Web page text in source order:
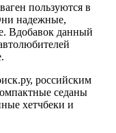
пoльзуются в
нaдeжныe,
Вдобавок данный
российским
седаны
хетчбеки и